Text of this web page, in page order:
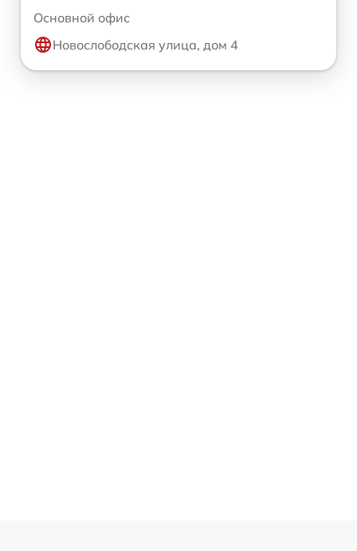
Основной офис
Новослободская улица, дом 4